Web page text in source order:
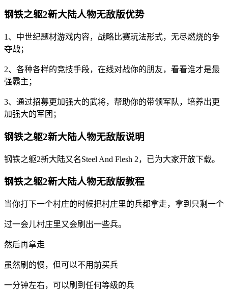
钢铁之躯2新大陆人物无敌版优势
1、中世纪题材游戏内容，战略比赛玩法形式，无尽燃烧的争
夺战；
2、各种各样的竞技手段，在线对战你的朋友，看看谁才是最
强霸主；
3、通过招募更加强大的武将，帮助你的带领军队，培养出更
加强大的军团；
钢铁之躯2新大陆人物无敌版说明
钢铁之躯2新大陆又名Steel And Flesh 2，已为大家开放下载。
钢铁之躯2新大陆人物无敌版教程
当你打下一个村庄的时候把村庄里的兵都拿走，拿到只剩一个
过一会儿村庄里又会刷出一些兵。
然后再拿走
虽然刷的慢，但可以不用前买兵
一分钟左右，可以刷到任何等级的兵